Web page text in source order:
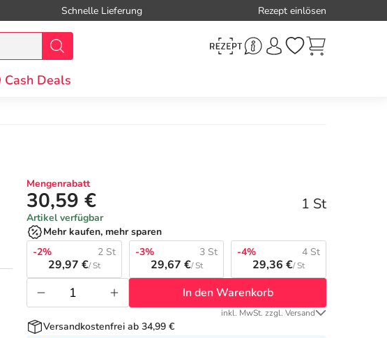
Schnelle Lieferung Rezept einlösen
Cash Deals
Mengenrabatt
30,59 € 1 St
Artikel verfügbar
Mehr kaufen, mehr sparen
-2%
2 St
29,97 €/ St
-3% 3 St
29,67 €/ St
-4% 4 St
29,36 €/ St
In den Warenkorb
inkl. MwSt. zzgl. Versand
Versandkostenfrei ab 34,99 €